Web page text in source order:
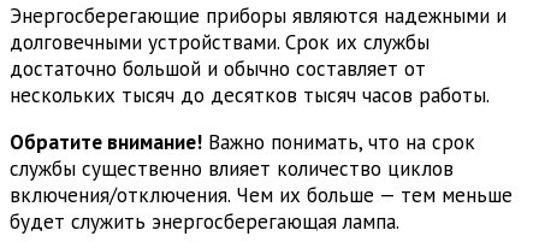
Энергосберегающие приборы являются надежными и
долговечными устройствами. Срок их службы
достаточно большой и обычно составляет от
нескольких тысяч до десятков тысяч часов работы.
Обратите внимание! Важно понимать, что на срок
службы существенно влияет количество циклов
включения/отключения. Чем их больше — тем меньше
будет служить энергосберегающая лампа.